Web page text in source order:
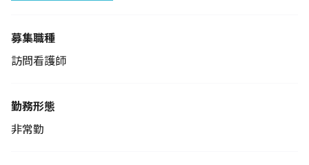
募集職種
訪問看護師
勤務形態
非常勤